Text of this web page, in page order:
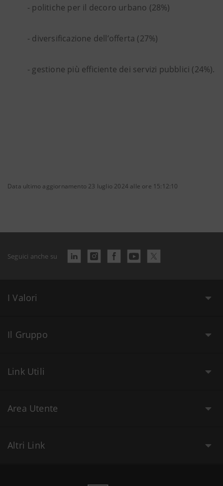
- politiche per il decoro urbano (28%)
- diversificazione dell’offerta (27%)
- gestione più efficiente dei servizi pubblici (24%).
Data ultimo aggiornamento 23 luglio 2024 alle ore 15:12:10
Seguici anche su
I Valori
Il Gruppo
Link Utili
Area Utente
Altri Link